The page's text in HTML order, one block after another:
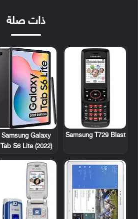
ذات صلة
Samsung T729 Blast
Samsung Galaxy
Tab S6 Lite (2022)